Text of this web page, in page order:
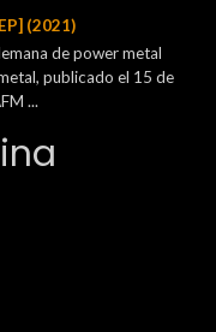
(2021)
de power metal
publicado el 15 de
...